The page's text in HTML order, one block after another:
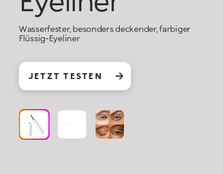
Wasserfester, besonders deckender, farbiger
Flüssig-Eyeliner
JETZT TESTEN